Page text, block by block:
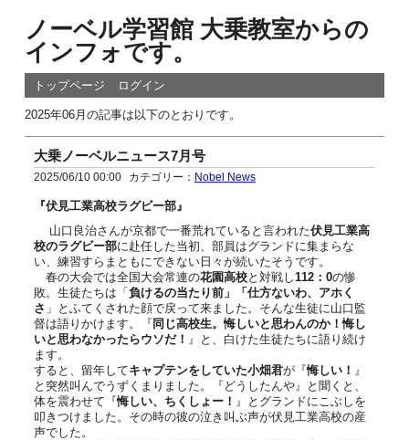
ノーベル学習館 大乗教室からの
インフォです。
トップページ ログイン
2025年06月の記事は以下のとおりです。
大乗ノーベルニュース7月号
2025/06/10 00:00 カテゴリー： Nobel News
『伏見工業高校ラグビー部』
山口良治さんが京都で一番荒れていると言われた伏見工業高
校のラグビー部に赴任した当初、部員はグランドに集まらな
い、練習すらまともにできない日々が続いたそうです。
春の大会では全国大会常連の花園高校と対戦し112： 0の惨
敗。生徒たちは「 負けるの当たり前」「仕方ないわ、アホく
さ 」とふてくされた顔で戻って来ました。そんな生徒に山口監
督は語りかけます。『 同じ高校生。悔しいと思わんのか！悔し
いと思わなかったらウソだ！ 』と、白けた生徒たちに語り続け
ます。
すると、留年してキャプテンをしていた小畑君が『悔しい！ 』
と突然叫んでうずくまりました。『どうしたんや』と聞くと、
体を震わせて『悔しい、ちくしょー！ 』とグランドにこぶしを
叩きつけました。その時の彼の泣き叫ぶ声が伏見工業高校の産
声でした。